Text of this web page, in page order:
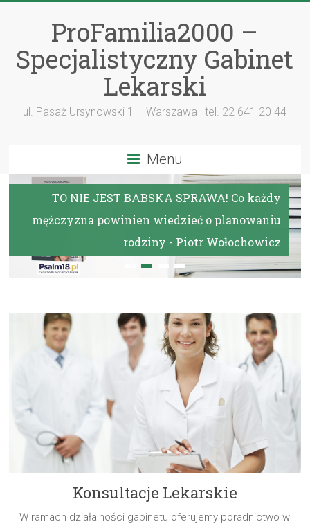
ProFamilia2000 –
Specjalistyczny Gabinet
Lekarski
ul. Pasaż Ursynowski 1 – Warszawa | tel. 22 641 20 44
Menu
TO NIE JEST BABSKA SPRAWA! Co każdy
mężczyzna powinien wiedzieć o planowaniu
rodziny - Piotr Wołochowicz
2 4
Konsultacje Lekarskie
W ramach działalności gabinetu oferujemy poradnictwo w